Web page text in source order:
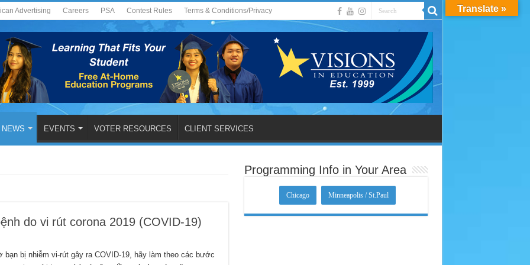
Advertising Careers PSA Contest Rules Terms & Conditions/Privacy
NEWS EVENTS VOTER RESOURCES CLIENT SERVICES
do vi rút corona 2019 (COVID-19)
bạn bị nhiễm vi-rút gây ra COVID-19, hãy làm theo các bước
Programming Info in Your Area
Chicago Minneapolis / St.Paul
Translate »